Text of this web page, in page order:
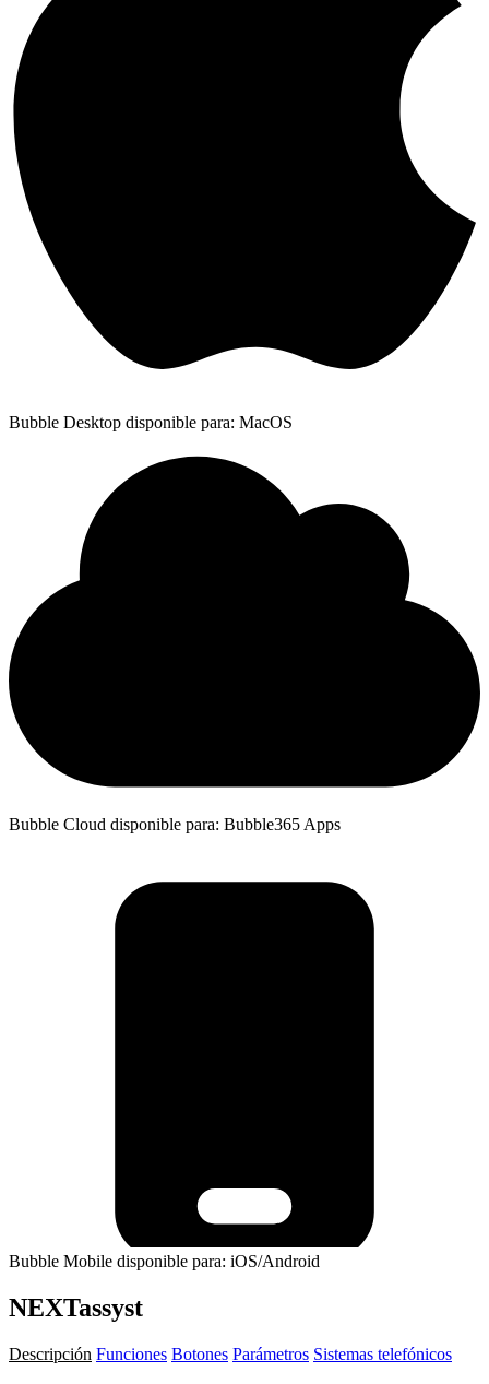
Bubble Desktop disponible para: MacOS
Bubble Cloud disponible para: Bubble365 Apps
Bubble Mobile disponible para: iOS/Android
NEXTassyst
Descripción Funciones Botones Parámetros Sistemas telefónicos